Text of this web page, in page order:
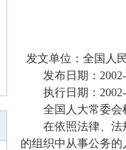
发文单位：全国人
发布日期：2002-
执行日期：2002-
全国人大常委会根
在依照法律、法规
的组织中从事公务